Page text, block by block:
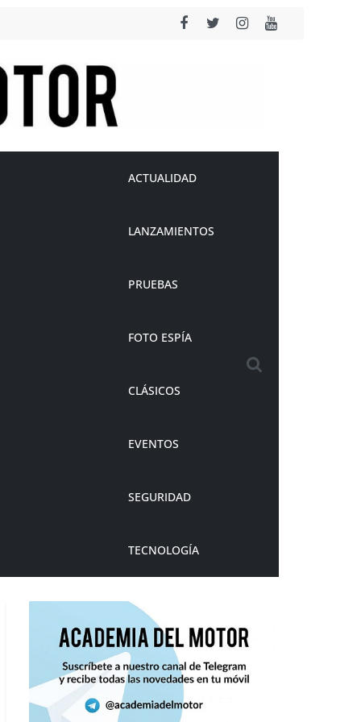
ACTUALIDAD
LANZAMIENTOS
PRUEBAS
FOTO ESPÍA
CLÁSICOS
EVENTOS
SEGURIDAD
TECNOLOGÍA